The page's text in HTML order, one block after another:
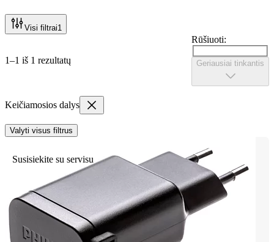
Visi filtrai1
1–1 iš 1 rezultatų
Rūšiuoti:
Geriausiai tinkantis
Keičiamosios dalys
Valyti visus filtrus
Susisiekite su servisu